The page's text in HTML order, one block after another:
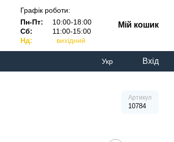
Графік роботи:
Пн-Пт:
10:00-18:00
Сб:
11:00-15:00
Нд:
вихідний
Мій кошик
Укр Вхід
Артикул
10784